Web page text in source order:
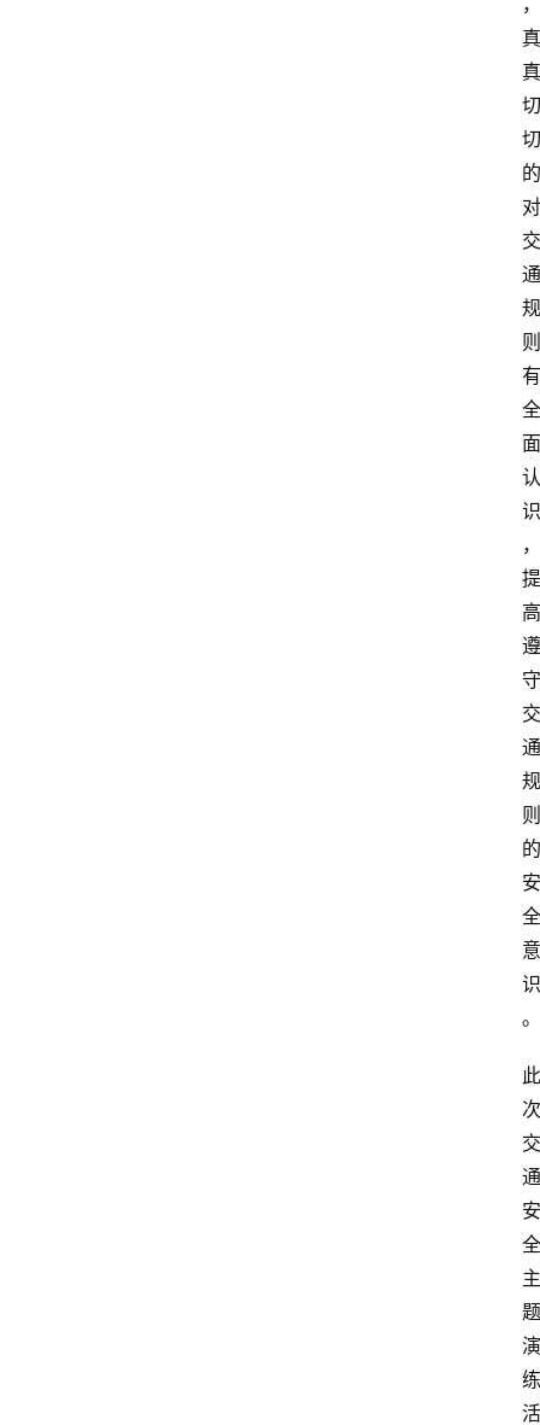
真
真
切
切
的
对
交
通
规
则
有
全
面
认
识
，
提
高
遵
守
交
通
规
则
的
安
全
意
识
。
此
次
交
通
安
全
主
题
演
练
活